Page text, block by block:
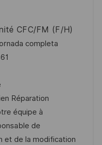
CFC/FM (F/H)
completa
Réparation
équipe à
de
et de la modification